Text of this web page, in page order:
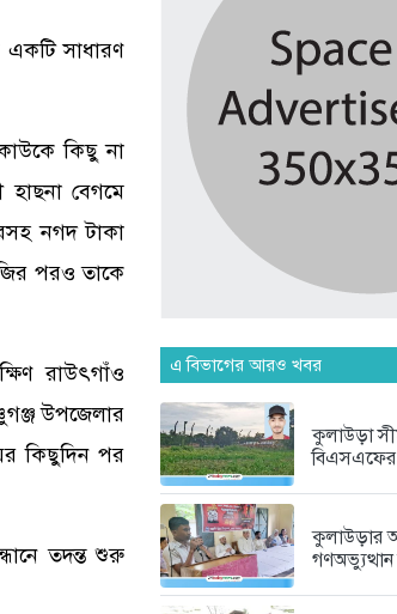
সাধারণ
কিছু না
বেগমে
নগদ টাকা
পরও তাকে
রাউৎগাঁও
উপজেলার
কিছুদিন পর
তদন্ত শুরু
শ্রীমঙ্গলে
সিলেটে শিশু
৩ দিন আগে
পঞ্চাশ
যে ৭
সচিবালয়
৩ দিন আগে
এ বিভাগের আরও খবর
কুলাউড়া
বিএসএফের
কুলাউড়ার